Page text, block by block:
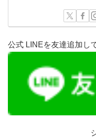
公式 LINEを友達追加し